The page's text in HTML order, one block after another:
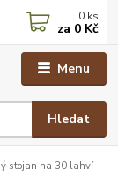
Menu
Hledat
0 ks
za 0 Kč
stojan na 30 lahví